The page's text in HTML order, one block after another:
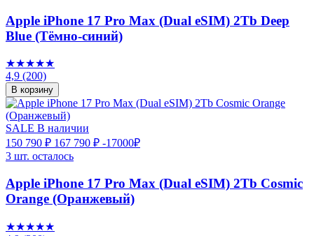
Apple iPhone 17 Pro Max (Dual eSIM) 2Tb Deep
Blue (Тёмно-синий)
★★★★★
4,9 (200)
В корзину
SALE В наличии
150 790 ₽ 167 790 ₽ -17000₽
3 шт. осталось
Apple iPhone 17 Pro Max (Dual eSIM) 2Tb Cosmic
Orange (Оранжевый)
★★★★★